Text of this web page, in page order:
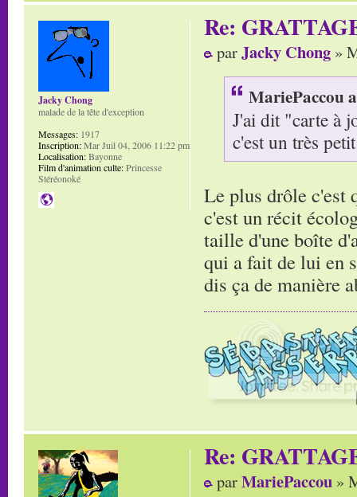
Re:
parJacky Chong »
MariePaccou
J'ai dit "carte à
c'est un très
Le plus drôle c'est
c'est un récit
taille d'une boîte
qui a fait de lui en
dis ça de manière
Jacky Chong
malade de la tête d'exception
Messages: 1917
Inscription:Mar Juil 04, 2006 11:22 pm
Localisation:Bayonne
Film d'animation culte:Princesse
Stéréonoké
Re:
parMariePaccou »